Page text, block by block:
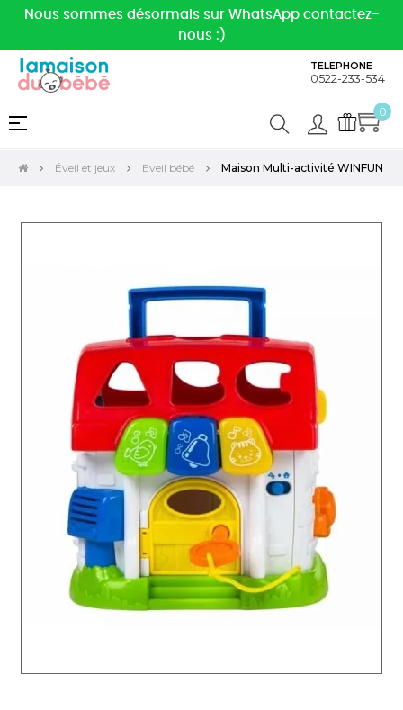
Nous sommes désormais sur WhatsApp contactez-
nous :)
TELEPHONE
0522-233-534
0
Basculer
navigation
☰
Éveil et jeux Eveil bébé Maison Multi-activité WINFUN